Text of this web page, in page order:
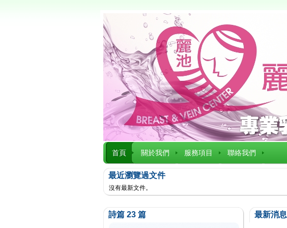
首頁 關於我們 服務項目 聯絡我們
最近瀏覽過文件
沒有最新文件。
詩篇 23 篇 最新消息